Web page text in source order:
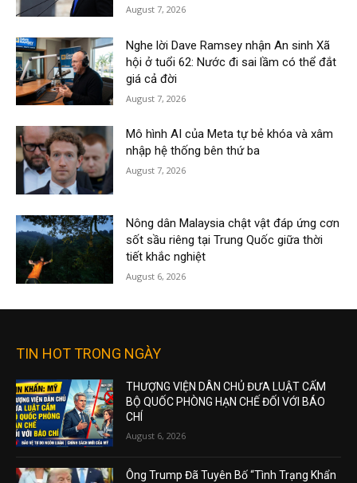
August 7, 2026
Nghe lời Dave Ramsey nhận An sinh Xã
hội ở tuổi 62: Nước đi sai lầm có thể đắt
giá cả đời
August 7, 2026
Mô hình AI của Meta tự bẻ khóa và xâm
nhập hệ thống bên thứ ba
August 7, 2026
Nông dân Malaysia chật vật đáp ứng cơn
sốt sầu riêng tại Trung Quốc giữa thời
tiết khắc nghiệt
August 6, 2026
TIN HOT TRONG NGÀY
THƯỢNG VIỆN DÂN CHỦ ĐƯA LUẬT CẤM
BỘ QUỐC PHÒNG HẠN CHẾ ĐỐI VỚI BÁO
CHÍ
August 6, 2026
Ông Trump Đã Tuyên Bố “Tình Trạng Khẩn